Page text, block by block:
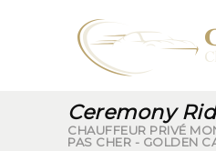
Ceremony
CHAUFFEUR PRIVÉ
PAS CHER - GOLDEN